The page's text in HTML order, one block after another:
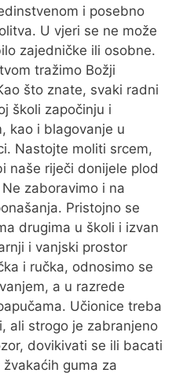
i posebno
U vjeri se ne može
zajedničke ili osobne.
tražimo Božji
što znate, svaki radni
školi započinju i
kao i blagovanje u
Nastojte moliti srcem,
naše riječi donijele plod
zaboravimo i na
Pristojno se
drugima u školi i izvan
i vanjski prostor
i ručka, odnosimo se
a u razrede
Učionice treba
ali strogo je zabranjeno
dovikivati se ili bacati
guma za